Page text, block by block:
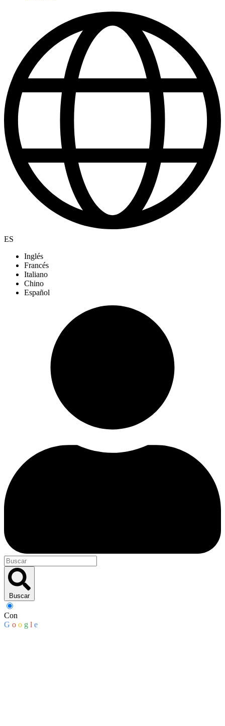
ES
Inglés
Francés
Italiano
Chino
Español
Buscar
Con
G o o g l e